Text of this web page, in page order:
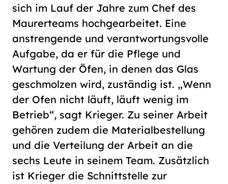
sich im Lauf der Jahre zum Chef des
Maurerteams hochgearbeitet. Eine
anstrengende und verantwortungsvolle
Aufgabe, da er für die Pflege und
Wartung der Öfen, in denen das Glas
geschmolzen wird, zuständig ist. „Wenn
der Ofen nicht läuft, läuft wenig im
Betrieb“, sagt Krieger. Zu seiner Arbeit
gehören zudem die Materialbestellung
und die Verteilung der Arbeit an die
sechs Leute in seinem Team. Zusätzlich
ist Krieger die Schnittstelle zur